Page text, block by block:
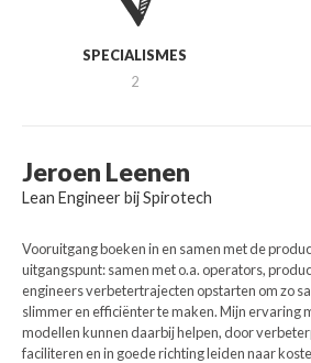
SPECIALISMES
2
Jeroen Leenen
Lean Engineer bij Spirotech
Vooruitgang boeken in en samen met de
uitgangspunt: samen met o.a. operators,
engineers verbetertrajecten opstarten om zo
slimmer en efficiënter te maken. Mijn ervaring
modellen kunnen daarbij helpen, door
faciliteren en in goede richting leiden naar